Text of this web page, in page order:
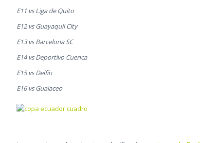
E11 vs Liga de Quito
E12 vs Guayaquil City
E13 vs Barcelona SC
E14 vs Deportivo Cuenca
E15 vs Delfín
E16 vs Gualaceo